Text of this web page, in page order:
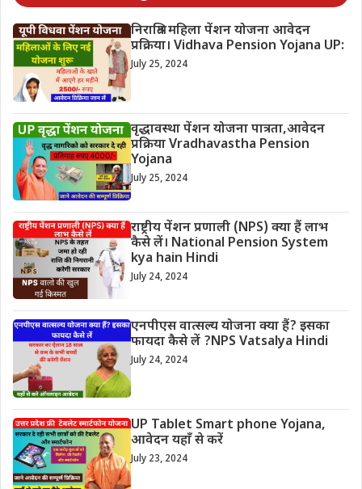
निराश्रित महिला पेंशन योजना आवेदन
प्रक्रिया। Vidhava Pension Yojana UP:
July 25, 2024
वृद्धावस्था पेंशन योजना पात्रता,आवेदन
प्रक्रिया Vradhavastha Pension
Yojana
July 25, 2024
राष्ट्रीय पेंशन प्रणाली (NPS) क्या हैं लाभ
कैसे लें। National Pension System
kya hain Hindi
July 24, 2024
एनपीएस वात्सल्य योजना क्या हैं? इसका
फायदा कैसे लें ?NPS Vatsalya Hindi
July 24, 2024
UP Tablet Smart phone Yojana,
आवेदन यहाँ से करें
July 23, 2024